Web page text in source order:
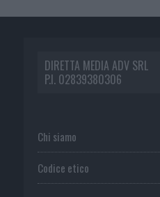
DIRETTA MEDIA ADV SRL
P.I. 02839380306
Chi siamo
Codice etico